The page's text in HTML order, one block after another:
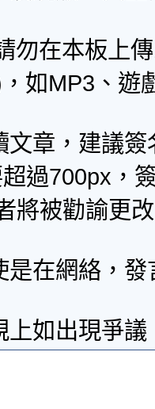
勿在本板上
如MP3、遊
文章，建議
過700px，
將被勸諭更
是在網絡，
上如出現爭